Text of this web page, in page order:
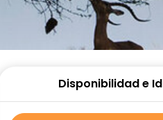
Disponibilidad e